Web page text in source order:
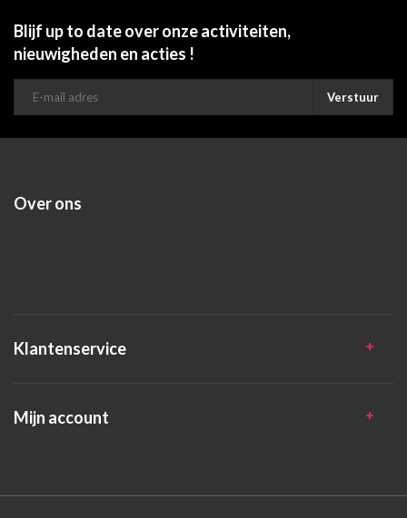
Blijf up to date over onze activiteiten,
nieuwigheden en acties !
Verstuur
Over ons
Klantenservice
Mijn account